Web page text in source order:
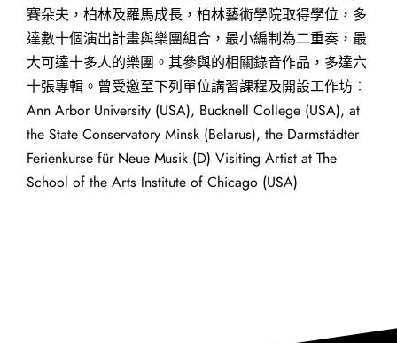
賽朵夫，柏林及羅馬成長，柏林藝術學院取得學位，多
達數十個演出計畫與樂團組合，最小編制為二重奏，最
大可達十多人的樂團。其參與的相關錄音作品，多達六
十張專輯。曾受邀至下列單位講習課程及開設工作坊：
Ann Arbor University (USA), Bucknell College (USA), at
the State Conservatory Minsk (Belarus), the Darmstädter
Ferienkurse für Neue Musik (D) Visiting Artist at The
School of the Arts Institute of Chicago (USA)